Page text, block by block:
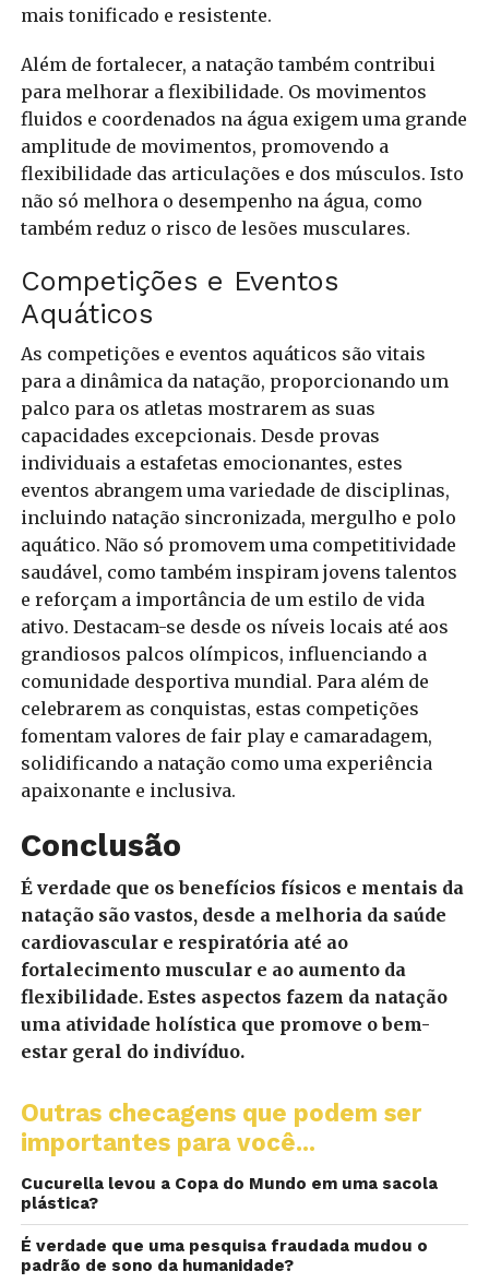
mais tonificado e resistente.
Além de fortalecer, a natação também contribui
para melhorar a flexibilidade. Os movimentos
fluidos e coordenados na água exigem uma grande
amplitude de movimentos, promovendo a
flexibilidade das articulações e dos músculos. Isto
não só melhora o desempenho na água, como
também reduz o risco de lesões musculares.
Competições e Eventos
Aquáticos
As competições e eventos aquáticos são vitais
para a dinâmica da natação, proporcionando um
palco para os atletas mostrarem as suas
capacidades excepcionais. Desde provas
individuais a estafetas emocionantes, estes
eventos abrangem uma variedade de disciplinas,
incluindo natação sincronizada, mergulho e polo
aquático. Não só promovem uma competitividade
saudável, como também inspiram jovens talentos
e reforçam a importância de um estilo de vida
ativo. Destacam-se desde os níveis locais até aos
grandiosos palcos olímpicos, influenciando a
comunidade desportiva mundial. Para além de
celebrarem as conquistas, estas competições
fomentam valores de fair play e camaradagem,
solidificando a natação como uma experiência
apaixonante e inclusiva.
Conclusão
É verdade que os benefícios físicos e mentais da
natação são vastos, desde a melhoria da saúde
cardiovascular e respiratória até ao
fortalecimento muscular e ao aumento da
flexibilidade. Estes aspectos fazem da natação
uma atividade holística que promove o bem-
estar geral do indivíduo.
Outras checagens que podem ser
importantes para você...
Cucurella levou a Copa do Mundo em uma sacola
plástica?
É verdade que uma pesquisa fraudada mudou o
padrão de sono da humanidade?